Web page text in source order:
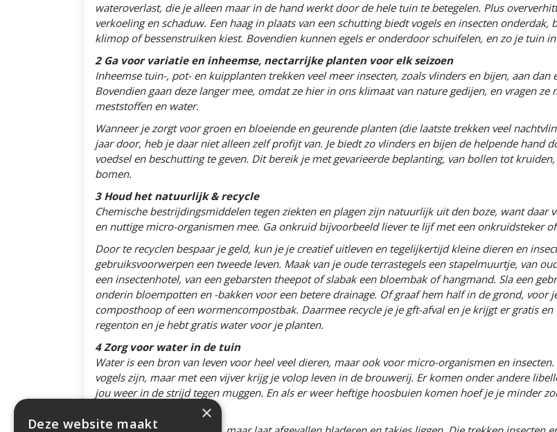
wateroverlast, die je alleen maar in de hand werkt door de hele tuin te betegelen. Plus
verkoeling en schaduw. Een haag in plaats van een schutting biedt vogels en insecten onderdak,
klimop of bessenstruiken kiest. Bovendien kunnen egels er onderdoor schuifelen, en zo je tuin
2 Ga voor variatie en inheemse, nectarrijke planten voor elk seizoen
Inheemse tuin-, pot- en kuipplanten trekken veel meer insecten, zoals vlinders en bijen, aan
Bovendien gaan deze langer mee, omdat ze hier in ons klimaat van nature gedijen, en vragen
meststoffen en water.
Wanneer je zorgt voor groen en bloeiende en geurende planten (die laatste trekken veel
jaar door, heb je daar niet alleen zelf profijt van. Je biedt zo vlinders en bijen de helpende hand
voedsel en beschutting te geven. Dit bereik je met gevarieerde beplanting, van bollen tot
bomen.
3 Houd het natuurlijk & recycle
Chemische bestrijdingsmiddelen tegen ziekten en plagen zijn natuurlijk uit den boze, want daar
en nuttige micro-organismen mee. Ga onkruid bijvoorbeeld liever te lijf met een onkruidsteker
Door te recyclen bespaar je geld, kun je je creatief uitleven en tegelijkertijd kleine dieren en
gebruiksvoorwerpen een tweede leven. Maak van je oude terrastegels een stapelmuurtje, van
een insectenhotel, van een gebarsten theepot of slabak een bloembak of hangmand. Sla een
onderin bloempotten en -bakken voor een betere drainage. Of graaf hem half in de grond, voor
composthoop of een wormencompostbak. Daarmee recycle je je gft-afval en je krijgt er gratis
regenton en je hebt gratis water voor je planten.
4 Zorg voor water in de tuin
Water is een bron van leven voor heel veel dieren, maar ook voor micro-organismen en
vogels zijn, maar met een vijver krijg je volop leven in de brouwerij. Er komen onder andere
jou weer in de strijd tegen muggen. En als er weer heftige hoosbuien komen hoef je je minder
×
Deze website maakt